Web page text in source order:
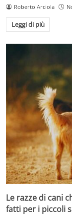
Roberto Arciola
Leggi di più
Le razze di cani
fatti per i piccoli